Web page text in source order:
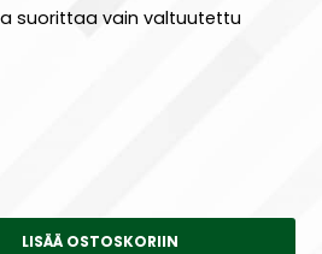
suorittaa vain valtuutettu
LISÄÄ OSTOSKORIIN